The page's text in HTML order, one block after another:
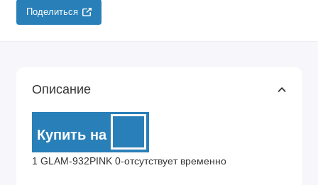
Поделиться
Описание
Купить на
1 GLAM-932PINK 0-отсутствует временно